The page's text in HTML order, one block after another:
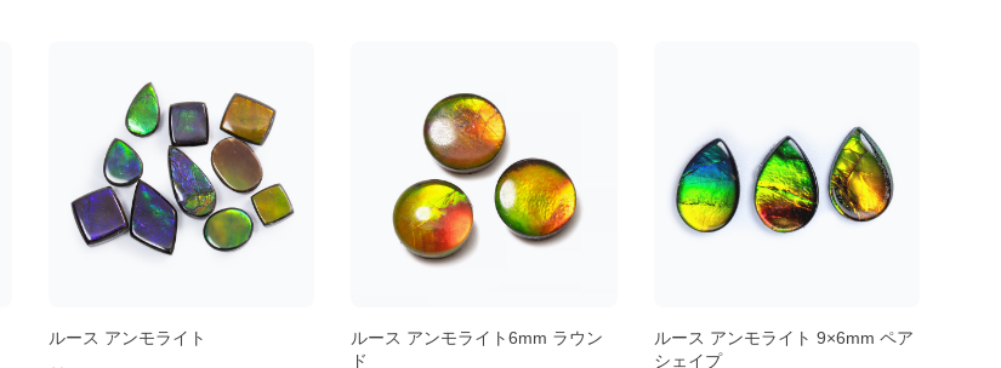
ルース アンモライト
ルース アンモライト6mm ラウン
ド
ルース アンモライト 9×6mm ペア
シェイプ